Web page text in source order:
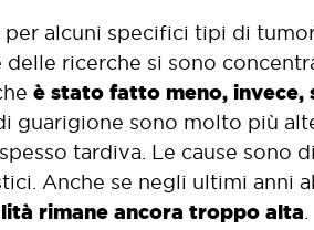
per alcuni specifici tipi di
ricerche si sono
è stato fatto meno, invece,
guarigione sono molto più
tardiva. Le cause sono
Anche se negli ultimi anni
rimane ancora troppo alta